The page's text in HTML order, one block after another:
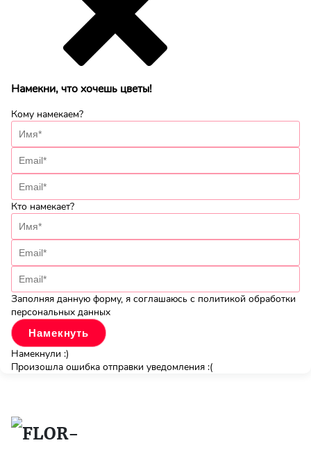
Намекни, что хочешь цветы!
Кому намекаем?
Кто намекает?
Заполняя данную форму, я соглашаюсь с политикой обработки
персональных данных
Намекнули :)
Произошла ошибка отправки уведомления :(